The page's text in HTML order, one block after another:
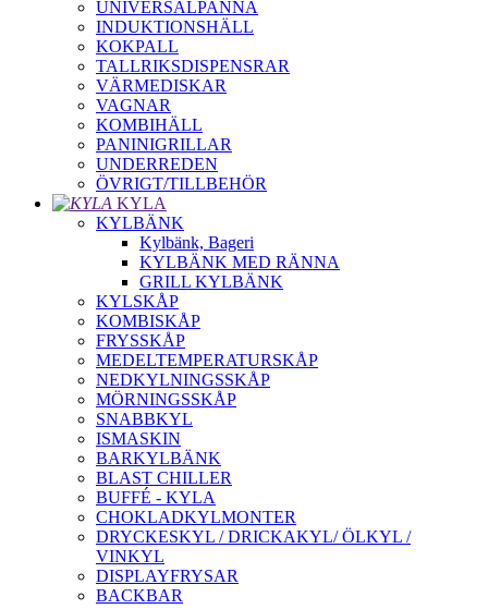
UNIVERSALPANNA
INDUKTIONSHÄLL
KOKPALL
TALLRIKSDISPENSRAR
VÄRMEDISKAR
VAGNAR
KOMBIHÄLL
PANINIGRILLAR
UNDERREDEN
ÖVRIGT/TILLBEHÖR
KYLA
KYLBÄNK
Kylbänk, Bageri
KYLBÄNK MED RÄNNA
GRILL KYLBÄNK
KYLSKÅP
KOMBISKÅP
FRYSSKÅP
MEDELTEMPERATURSKÅP
NEDKYLNINGSSKÅP
MÖRNINGSSKÅP
SNABBKYL
ISMASKIN
BARKYLBÄNK
BLAST CHILLER
BUFFÉ - KYLA
CHOKLADKYLMONTER
DRYCKESKYL / DRICKAKYL/ ÖLKYL /
VINKYL
DISPLAYFRYSAR
BACKBAR